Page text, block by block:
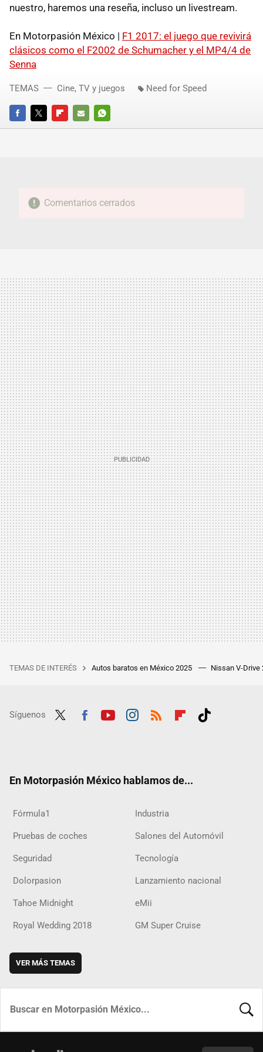
nuestro, haremos una reseña, incluso un livestream.
En Motorpasión México | F1 2017: el juego que revivirá
clásicos como el F2002 de Schumacher y el MP4/4 de
Senna
FACEBOOKTWITTERFLIPBOARD
E-
WHATSAPP
TEMAS Cine, TV y juegos Need for Speed
Comentarios cerrados
TEMAS DE INTERÉS Autos baratos en México 2025 Nissan V-Drive
Síguenos
En Motorpasión México hablamos de...
Fórmula1 Industria
Pruebas de coches Salones del Automóvil
Seguridad Tecnología
Dolorpasion Lanzamiento nacional
Tahoe Midnight eMii
Royal Wedding 2018 GM Super Cruise
VER MÁS TEMAS